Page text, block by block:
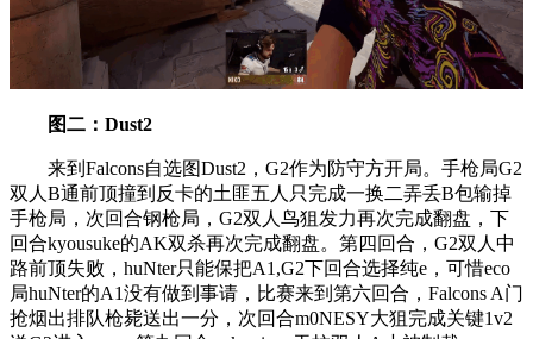
图二：Dust2
来到Falcons自选图Dust2，G2作为防守方开局。手枪局G2
双人B通前顶撞到反卡的土匪五人只完成一换二弄丢B包输掉
手枪局，次回合钢枪局，G2双人鸟狙发力再次完成翻盘，下
回合kyousuke的AK双杀再次完成翻盘。第四回合，G2双人中
路前顶失败，huNter只能保把A1,G2下回合选择纯e，可惜eco
局huNter的A1没有做到事请，比赛来到第六回合，Falcons A门
抢烟出排队枪毙送出一分，次回合m0NESY大狙完成关键1v2